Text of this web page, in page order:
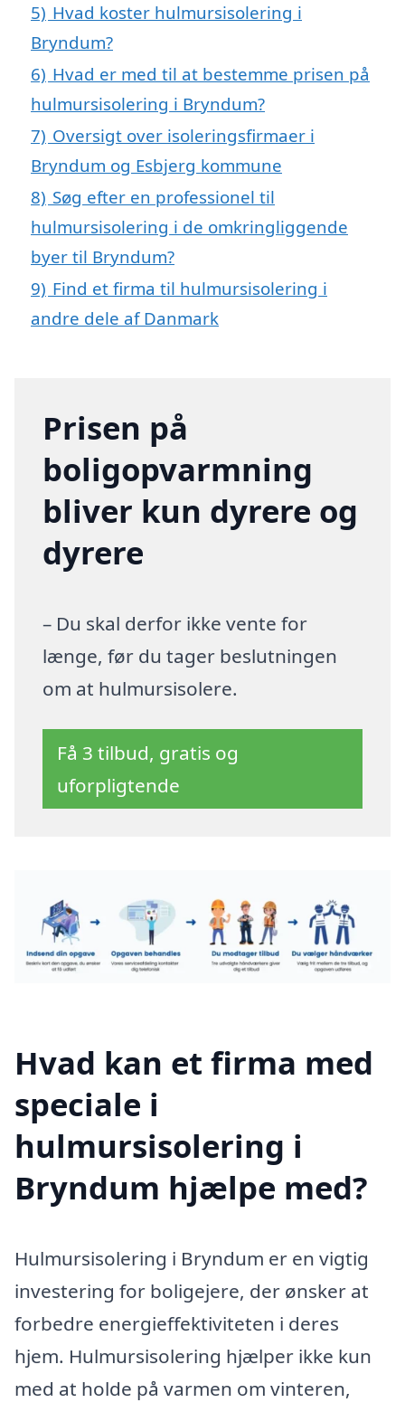
5) Hvad koster hulmursisolering i
Bryndum?
6) Hvad er med til at bestemme prisen på
hulmursisolering i Bryndum?
7) Oversigt over isoleringsfirmaer i
Bryndum og Esbjerg kommune
8) Søg efter en professionel til
hulmursisolering i de omkringliggende
byer til Bryndum?
9) Find et firma til hulmursisolering i
andre dele af Danmark
Prisen på
boligopvarmning
bliver kun dyrere og
dyrere
– Du skal derfor ikke vente for
længe, før du tager beslutningen
om at hulmursisolere.
Få 3 tilbud, gratis og
uforpligtende
Hvad kan et firma med
speciale i
hulmursisolering i
Bryndum hjælpe med?
Hulmursisolering i Bryndum er en vigtig
investering for boligejere, der ønsker at
forbedre energieffektiviteten i deres
hjem. Hulmursisolering hjælper ikke kun
med at holde på varmen om vinteren,